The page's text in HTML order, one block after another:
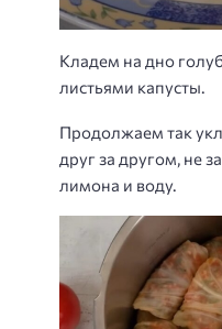
Кладем на дно
листьями капусты.
Продолжаем так
друг за другом, не
лимона и воду.